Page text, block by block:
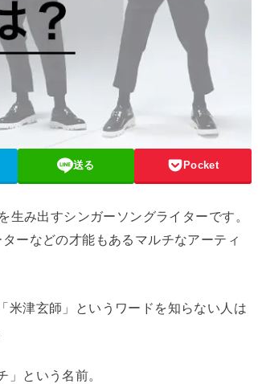
送る Pocket
み出すシンガーソングライターです。
ーなどの才能もあるマルチなアーティ
米津玄師」というワードを知らない人は
という名前。